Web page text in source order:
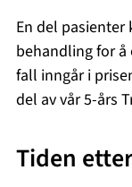
En del
behandling for
fall inngår i
del av vår 5-års
Tiden